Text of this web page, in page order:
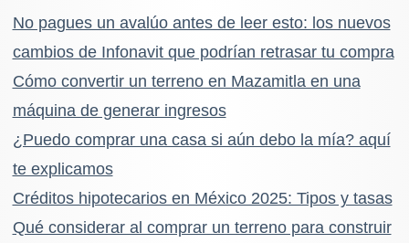
No pagues un avalúo antes de leer esto: los nuevos
cambios de Infonavit que podrían retrasar tu compra
Cómo convertir un terreno en Mazamitla en una
máquina de generar ingresos
¿Puedo comprar una casa si aún debo la mía? aquí
te explicamos
Créditos hipotecarios en México 2025: Tipos y tasas
Qué considerar al comprar un terreno para construir